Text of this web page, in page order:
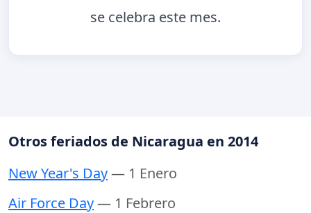
se celebra este mes.
Otros feriados de Nicaragua en 2014
New Year's Day— 1 Enero
Air Force Day— 1 Febrero